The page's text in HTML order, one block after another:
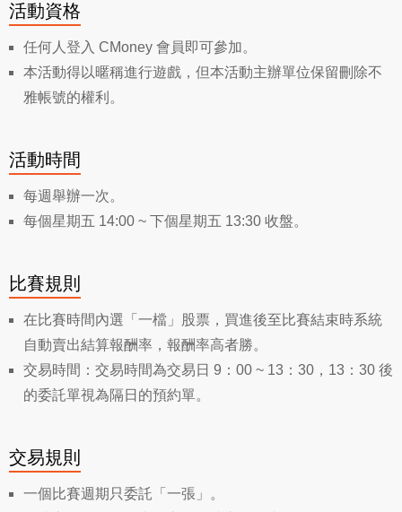
活動資格
任何人登入 CMoney 會員即可參加。
本活動得以暱稱進行遊戲，但本活動主辦單位保留刪除不
雅帳號的權利。
活動時間
每週舉辦一次。
每個星期五 14:00 ~ 下個星期五 13:30 收盤。
比賽規則
在比賽時間內選「一檔」股票，買進後至比賽結束時系統
自動賣出結算報酬率，報酬率高者勝。
交易時間：交易時間為交易日 9：00 ~ 13：30，13：30 後
的委託單視為隔日的預約單。
交易規則
一個比賽週期只委託「一張」。